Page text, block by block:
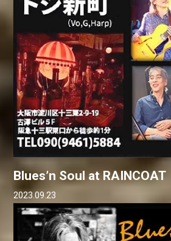
Blues’n Soul at RAINCOAT
2023.09.23